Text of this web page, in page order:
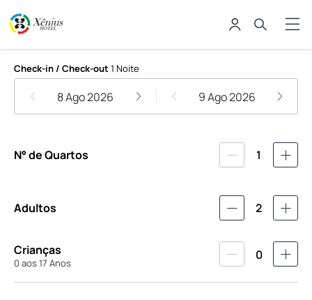
Xênius Hotel
Check-in / Check-out 1 Noite
8 Ago 2026 9 Ago 2026
N° de Quartos 1
Adultos 2
Crianças
0 aos 17 Anos
0